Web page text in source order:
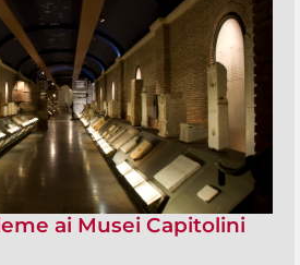
ai Musei Capitolini